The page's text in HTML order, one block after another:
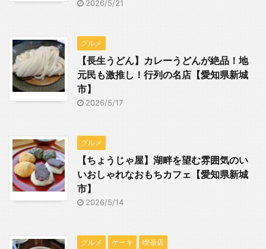
2026/5/21
グルメ
【長生うどん】カレーうどんが絶品！地
元民も激推し！行列の名店【愛知県新城
市】
2026/5/17
グルメ
【ちょうじゃ屋】湖畔を望む雰囲気のい
いおしゃれなおもちカフェ【愛知県新城
市】
2026/5/14
グルメ ケーキ 喫茶店